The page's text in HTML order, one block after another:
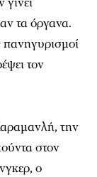
τα όργανα.
τον
την
στον
ο